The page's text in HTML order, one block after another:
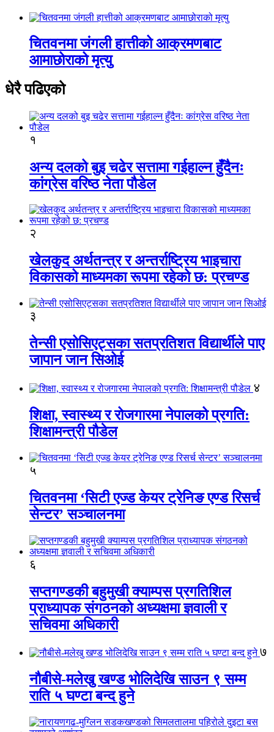
चितवनमा जंगली हात्तीको आक्रमणबाट
आमाछोराको मृत्यु
धेरै पढिएको
१
अन्य दलको बुइ चढेर सत्तामा गईहाल्न हुँदैनः
कांग्रेस वरिष्ठ नेता पौडेल
२
खेलकुद अर्थतन्त्र र अन्तर्राष्ट्रिय भाइचारा
विकासको माध्यमका रूपमा रहेको छ: प्रचण्ड
३
तेन्सी एसोसिएट्सका सतप्रतिशत विद्यार्थीले पाए
जापान जान सिओई
४
शिक्षा, स्वास्थ्य र रोजगारमा नेपालको प्रगति:
शिक्षामन्त्री पौडेल
५
चितवनमा ‘सिटी एज्ड केयर ट्रेनिङ एण्ड रिसर्च
सेन्टर’ सञ्चालनमा
६
सप्तगण्डकी बहुमुखी क्याम्पस प्रगतिशिल
प्राध्यापक संगठनको अध्यक्षमा ज्ञवाली र
सचिवमा अधिकारी
७
नौबीसे-मलेखु खण्ड भोलिदेखि साउन ९ सम्म
राति ५ घण्टा बन्द हुने